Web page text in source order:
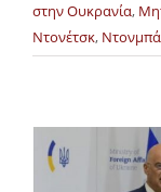
στην Ουκρανία,
Ντονέτσκ,